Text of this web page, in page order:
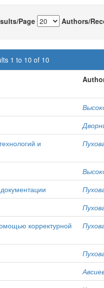
Page Authors/
1 to 10 of 10
и
корректурной